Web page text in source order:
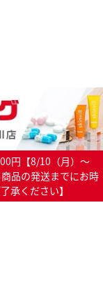
円【8/10（月）～
品の発送までにお時
承ください】